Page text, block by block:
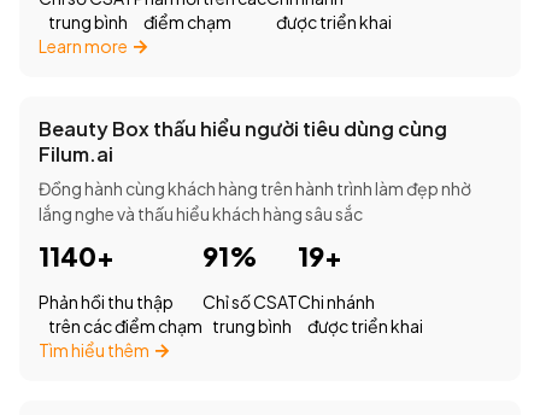
trung bình
điểm chạm
được triển khai
Learn more
Beauty Box thấu hiểu người tiêu dùng cùng
Filum.ai
Đồng hành cùng khách hàng trên hành trình làm đẹp nhờ
lắng nghe và thấu hiểu khách hàng sâu sắc
1140+
Phản hồi thu thập
trên các điểm chạm
91%
Chỉ số CSAT
trung bình
19+
Chi nhánh
được triển khai
Tìm hiểu thêm